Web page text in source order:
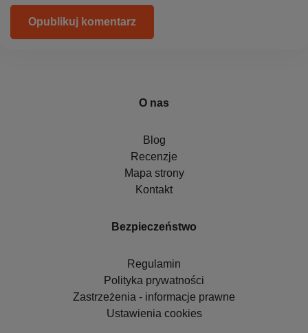
Opublikuj komentarz
O nas
Blog
Recenzje
Mapa strony
Kontakt
Bezpieczeństwo
Regulamin
Polityka prywatności
Zastrzeżenia - informacje prawne
Ustawienia cookies